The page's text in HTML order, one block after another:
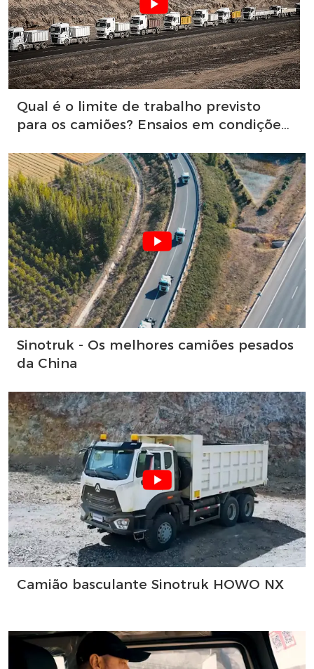
Qual é o limite de trabalho previsto
para os camiões? Ensaios em condições
Sinotruk - Os melhores camiões pesados
da China
Camião basculante Sinotruk HOWO NX